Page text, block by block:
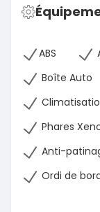
ABS
Boîte Auto
Phares
Anti-
Ordi de